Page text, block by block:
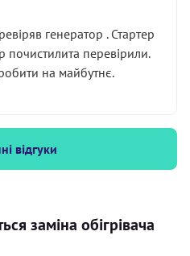
генератор . Стартер
почистилита перевірили.
на майбутнє.
відгуки
заміна обігрівача